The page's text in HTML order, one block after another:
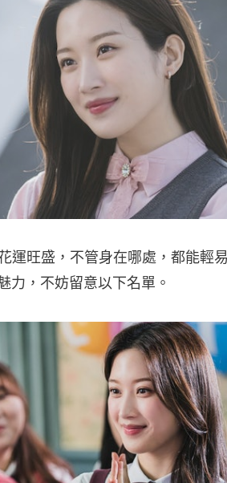
運旺盛，不管身在哪處，都能輕
力，不妨留意以下名單。